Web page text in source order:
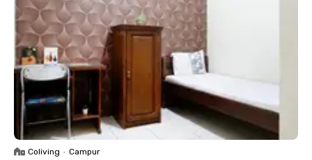
Coliving • Campur